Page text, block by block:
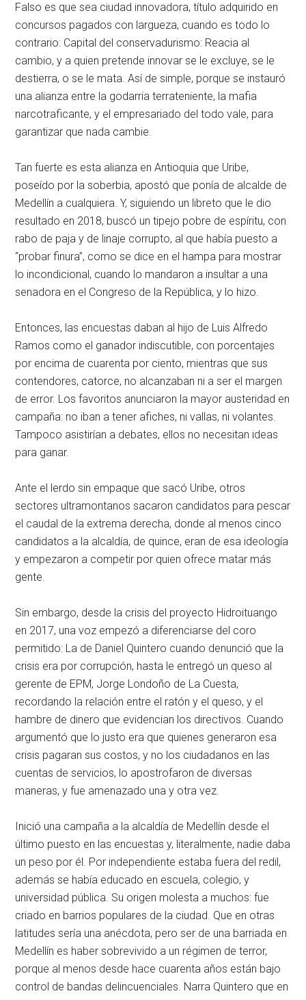
Falso es que sea ciudad innovadora, título adquirido en
concursos pagados con largueza, cuando es todo lo
contrario: Capital del conservadurismo: Reacia al
cambio, y a quien pretende innovar se le excluye, se le
destierra, o se le mata. Así de simple, porque se instauró
una alianza entre la godarria terrateniente, la mafia
narcotraficante, y el empresariado del todo vale, para
garantizar que nada cambie.
Tan fuerte es esta alianza en Antioquia que Uribe,
poseído por la soberbia, apostó que ponía de alcalde de
Medellín a cualquiera. Y, siguiendo un libreto que le dio
resultado en 2018, buscó un tipejo pobre de espíritu, con
rabo de paja y de linaje corrupto, al que había puesto a
“probar finura”, como se dice en el hampa para mostrar
lo incondicional, cuando lo mandaron a insultar a una
senadora en el Congreso de la República, y lo hizo.
Entonces, las encuestas daban al hijo de Luis Alfredo
Ramos como el ganador indiscutible, con porcentajes
por encima de cuarenta por ciento, mientras que sus
contendores, catorce, no alcanzaban ni a ser el margen
de error. Los favoritos anunciaron la mayor austeridad en
campaña: no iban a tener afiches, ni vallas, ni volantes.
Tampoco asistirían a debates, ellos no necesitan ideas
para ganar.
Ante el lerdo sin empaque que sacó Uribe, otros
sectores ultramontanos sacaron candidatos para pescar
el caudal de la extrema derecha, donde al menos cinco
candidatos a la alcaldía, de quince, eran de esa ideología
y empezaron a competir por quien ofrece matar más
gente.
Sin embargo, desde la crisis del proyecto Hidroituango
en 2017, una voz empezó a diferenciarse del coro
permitido: La de Daniel Quintero cuando denunció que la
crisis era por corrupción, hasta le entregó un queso al
gerente de EPM, Jorge Londoño de La Cuesta,
recordando la relación entre el ratón y el queso, y el
hambre de dinero que evidencian los directivos. Cuando
argumentó que lo justo era que quienes generaron esa
crisis pagaran sus costos, y no los ciudadanos en las
cuentas de servicios, lo apostrofaron de diversas
maneras, y fue amenazado una y otra vez.
Inició una campaña a la alcaldía de Medellín desde el
último puesto en las encuestas y, literalmente, nadie daba
un peso por él. Por independiente estaba fuera del redil,
además se había educado en escuela, colegio, y
universidad pública. Su origen molesta a muchos: fue
criado en barrios populares de la ciudad. Que en otras
latitudes sería una anécdota, pero ser de una barriada en
Medellín es haber sobrevivido a un régimen de terror,
porque al menos desde hace cuarenta años están bajo
control de bandas delincuenciales. Narra Quintero que en